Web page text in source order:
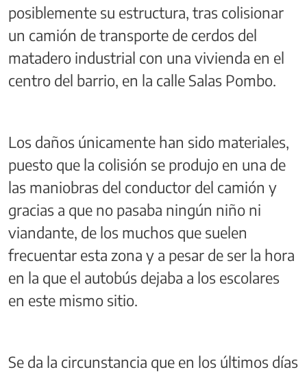
posiblemente su estructura, tras colisionar
un camión de transporte de cerdos del
matadero industrial con una vivienda en el
centro del barrio, en la calle Salas Pombo.
Los daños únicamente han sido materiales,
puesto que la colisión se produjo en una de
las maniobras del conductor del camión y
gracias a que no pasaba ningún niño ni
viandante, de los muchos que suelen
frecuentar esta zona y a pesar de ser la hora
en la que el autobús dejaba a los escolares
en este mismo sitio.
Se da la circunstancia que en los últimos días